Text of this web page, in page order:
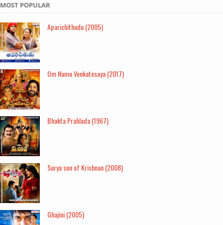
MOST POPULAR
Aparichithudu (2005)
Om Namo Venkatesaya (2017)
Bhakta Prahlada (1967)
Surya son of Krishnan (2008)
Ghajini (2005)